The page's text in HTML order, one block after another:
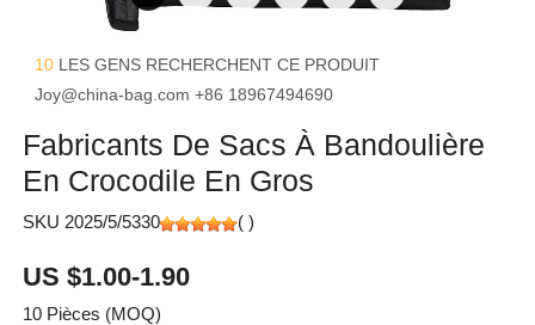
10 LES GENS RECHERCHENT CE PRODUIT
Joy@china-bag.com +86 18967494690
Fabricants De Sacs À Bandoulière
En Crocodile En Gros
SKU 2025/5/5330 ( )
US $1.00-1.90
10 Pièces (MOQ)